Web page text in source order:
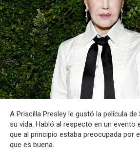
A Priscilla Presley le gustó la película
su vida. Habló al respecto en un evento
que al principio estaba preocupada por
que es buena.